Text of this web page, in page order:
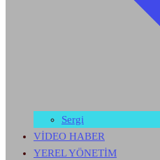
Sergi
VİDEO HABER
YEREL YÖNETİM